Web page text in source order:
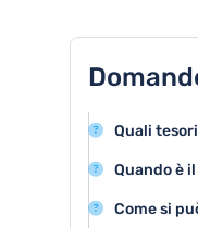
Quali
Palermo
Teatro
cultura
Quando è
La
mild e
Come si